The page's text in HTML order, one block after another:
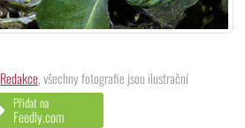
Redakce, všechny fotografie jsou ilustrační
Přidat na
Feedly.com